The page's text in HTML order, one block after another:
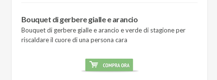
Bouquet di gerbere gialle e arancio
Bouquet di gerbere gialle e arancio e verde di stagione per
riscaldare il cuore di una persona cara